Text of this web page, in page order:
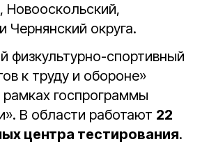
Новооскольский,
Чернянский округа.
физкультурно-спортивный
к труду и обороне»
рамках госпрограммы
В области работают 22
центра тестирования.